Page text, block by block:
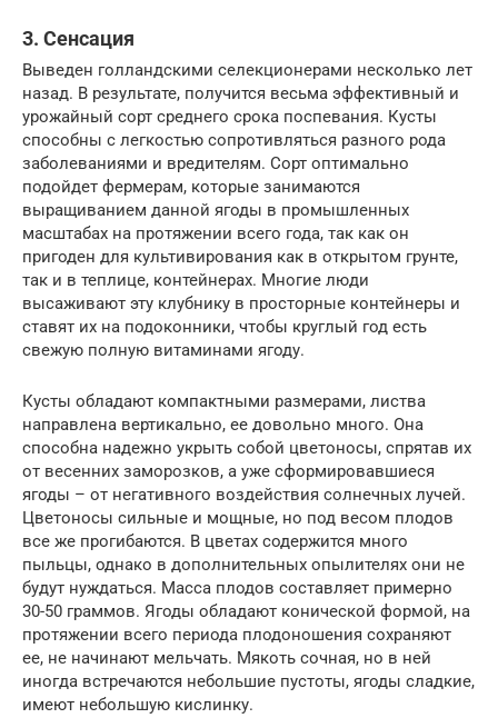
3. Сенсация
Выведен голландскими селекционерами несколько лет
назад. В результате, получится весьма эффективный и
урожайный сорт среднего срока поспевания. Кусты
способны с легкостью сопротивляться разного рода
заболеваниями и вредителям. Сорт оптимально
подойдет фермерам, которые занимаются
выращиванием данной ягоды в промышленных
масштабах на протяжении всего года, так как он
пригоден для культивирования как в открытом грунте,
так и в теплице, контейнерах. Многие люди
высаживают эту клубнику в просторные контейнеры и
ставят их на подоконники, чтобы круглый год есть
свежую полную витаминами ягоду.
Кусты обладают компактными размерами, листва
направлена вертикально, ее довольно много. Она
способна надежно укрыть собой цветоносы, спрятав их
от весенних заморозков, а уже сформировавшиеся
ягоды – от негативного воздействия солнечных лучей.
Цветоносы сильные и мощные, но под весом плодов
все же прогибаются. В цветах содержится много
пыльцы, однако в дополнительных опылителях они не
будут нуждаться. Масса плодов составляет примерно
30-50 граммов. Ягоды обладают конической формой, на
протяжении всего периода плодоношения сохраняют
ее, не начинают мельчать. Мякоть сочная, но в ней
иногда встречаются небольшие пустоты, ягоды сладкие,
имеют небольшую кислинку.